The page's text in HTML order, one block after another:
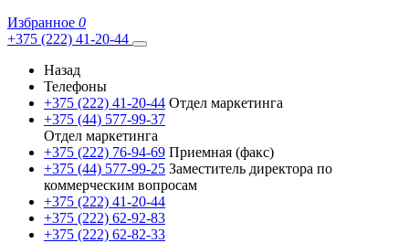
Избранное 0
+375 (222) 41-20-44
Назад
Телефоны
+375 (222) 41-20-44 Отдел маркетинга
+375 (44) 577-99-37
Отдел маркетинга
+375 (222) 76-94-69 Приемная (факс)
+375 (44) 577-99-25 Заместитель директора по
коммерческим вопросам
+375 (222) 41-20-44
+375 (222) 62-92-83
+375 (222) 62-82-33